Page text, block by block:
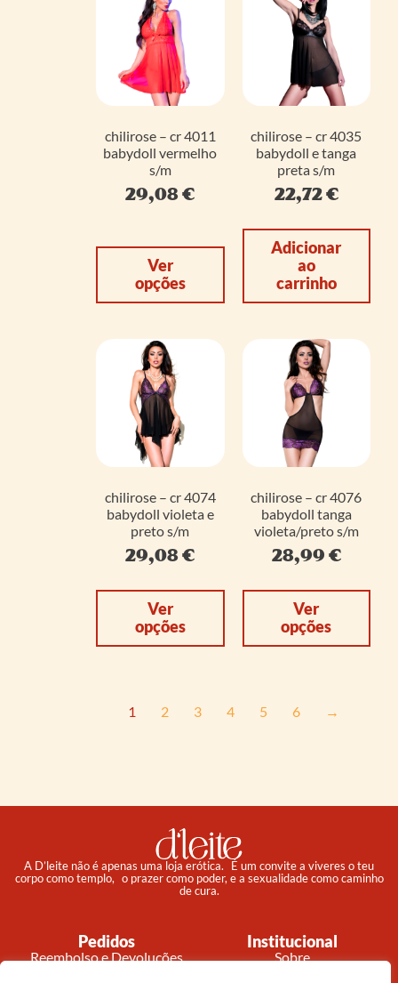
chilirose – cr 4011
babydoll vermelho
s/m
29,08€
Ver
opções
chilirose – cr 4035
babydoll e tanga
preta s/m
22,72€
Adicionar
ao
carrinho
chilirose – cr 4074
babydoll violeta e
preto s/m
29,08€
Ver
opções
chilirose – cr 4076
babydoll tanga
violeta/preto s/m
28,99€
Ver
opções
1 2 3 4 5 6 →
A D’leite não é apenas uma loja erótica. É um convite a viveres o teu
corpo como templo, o prazer como poder, e a sexualidade como caminho
de cura.
Pedidos
Reembolso e Devoluções
Institucional
Sobre